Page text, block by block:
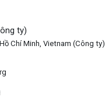
ty)
Chí Minh, Vietnam (Công ty)